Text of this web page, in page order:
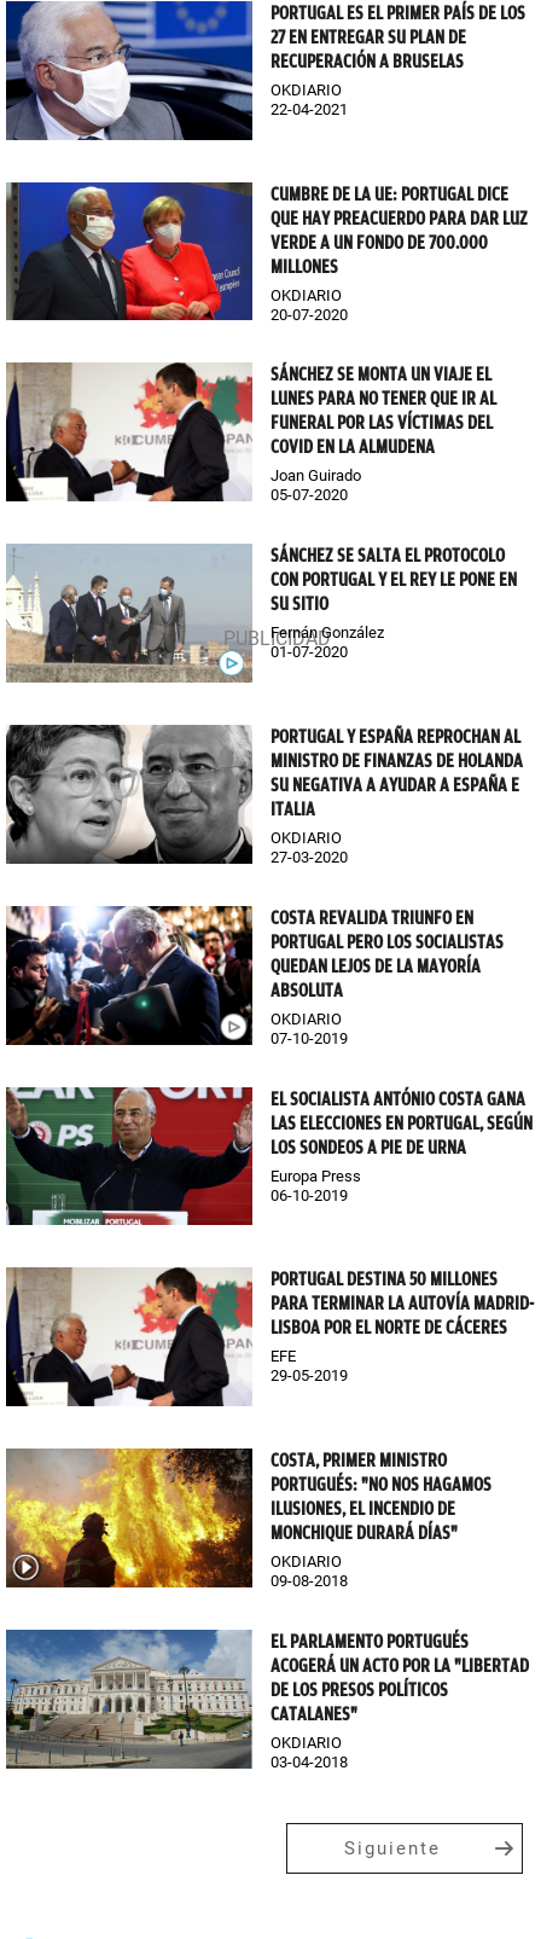
PORTUGAL ES EL PRIMER PAÍS DE LOS
27 EN ENTREGAR SU PLAN DE
RECUPERACIÓN A BRUSELAS
OKDIARIO
22-04-2021
CUMBRE DE LA UE: PORTUGAL DICE
QUE HAY PREACUERDO PARA DAR LUZ
VERDE A UN FONDO DE 700.000
MILLONES
OKDIARIO
20-07-2020
SÁNCHEZ SE MONTA UN VIAJE EL
LUNES PARA NO TENER QUE IR AL
FUNERAL POR LAS VÍCTIMAS DEL
COVID EN LA ALMUDENA
Joan Guirado
05-07-2020
SÁNCHEZ SE SALTA EL PROTOCOLO
CON PORTUGAL Y EL REY LE PONE EN
SU SITIO
Fernán González
01-07-2020
PORTUGAL Y ESPAÑA REPROCHAN AL
MINISTRO DE FINANZAS DE HOLANDA
SU NEGATIVA A AYUDAR A ESPAÑA E
ITALIA
OKDIARIO
27-03-2020
COSTA REVALIDA TRIUNFO EN
PORTUGAL PERO LOS SOCIALISTAS
QUEDAN LEJOS DE LA MAYORÍA
ABSOLUTA
OKDIARIO
07-10-2019
EL SOCIALISTA ANTÓNIO COSTA GANA
LAS ELECCIONES EN PORTUGAL, SEGÚN
LOS SONDEOS A PIE DE URNA
Europa Press
06-10-2019
PORTUGAL DESTINA 50 MILLONES
PARA TERMINAR LA AUTOVÍA MADRID-
LISBOA POR EL NORTE DE CÁCERES
EFE
29-05-2019
COSTA, PRIMER MINISTRO
PORTUGUÉS: "NO NOS HAGAMOS
ILUSIONES, EL INCENDIO DE
MONCHIQUE DURARÁ DÍAS"
OKDIARIO
09-08-2018
EL PARLAMENTO PORTUGUÉS
ACOGERÁ UN ACTO POR LA "LIBERTAD
DE LOS PRESOS POLÍTICOS
CATALANES"
OKDIARIO
03-04-2018
Siguiente